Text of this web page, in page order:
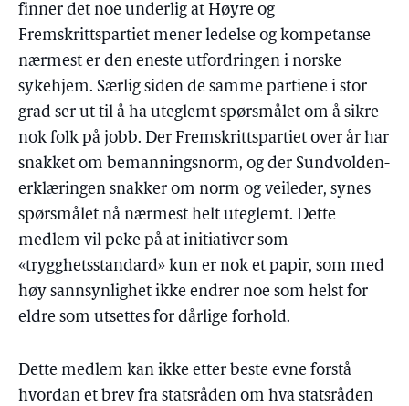
finner det noe underlig at Høyre og
Fremskrittspartiet mener ledelse og kompetanse
nærmest er den eneste utfordringen i norske
sykehjem. Særlig siden de samme partiene i stor
grad ser ut til å ha uteglemt spørsmålet om å sikre
nok folk på jobb. Der Fremskrittspartiet over år har
snakket om bemanningsnorm, og der Sundvolden-
erklæringen snakker om norm og veileder, synes
spørsmålet nå nærmest helt uteglemt. Dette
medlem vil peke på at initiativer som
«trygghetsstandard» kun er nok et papir, som med
høy sannsynlighet ikke endrer noe som helst for
eldre som utsettes for dårlige forhold.
Dette medlem kan ikke etter beste evne forstå
hvordan et brev fra statsråden om hva statsråden